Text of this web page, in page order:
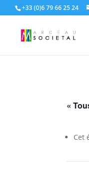
+33 (0)6 79 66 25 24
«
Cet